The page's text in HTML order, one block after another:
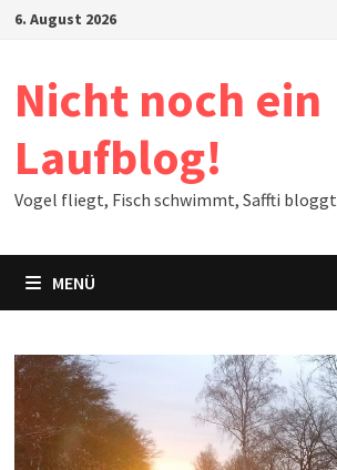
Zum6. August 2026
Nicht noch ein
Laufblog!
Vogel fliegt, Fisch schwimmt, Saffti bloggt
MENÜ